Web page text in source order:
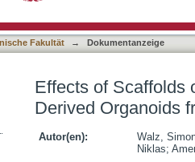
Fakultät → Dokumentanzeige
Effects of Scaffolds
Derived Organoids
Autor(en): Walz,
Niklas;